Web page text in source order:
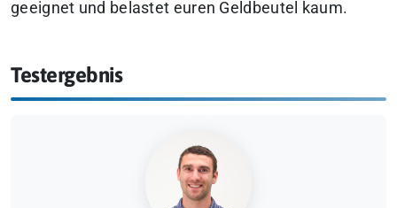
geeignet und belastet euren Geldbeutel kaum.
Testergebnis